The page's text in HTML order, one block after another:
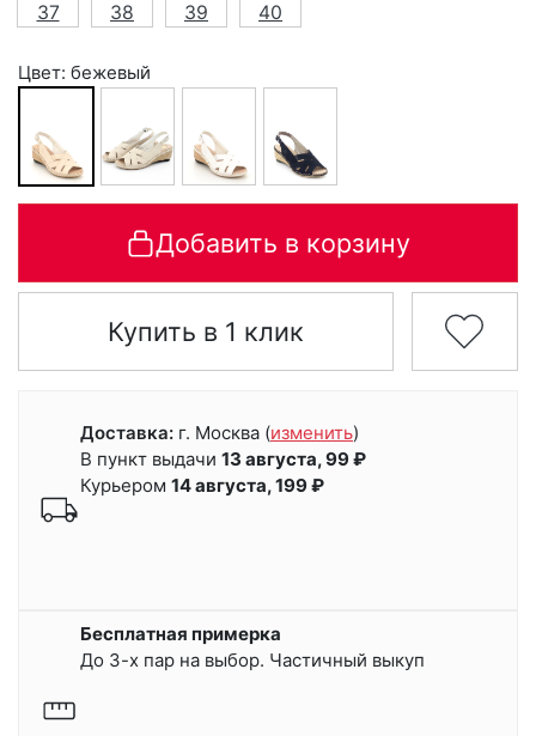
37
38 39 40
Цвет: бежевый
Добавить в корзину
Купить в 1 клик
Доставка: г. Москва (изменить)
В пункт выдачи 13 августа, 99 ₽
Курьером 14 августа, 199 ₽
Бесплатная примерка
До 3-х пар на выбор. Частичный выкуп